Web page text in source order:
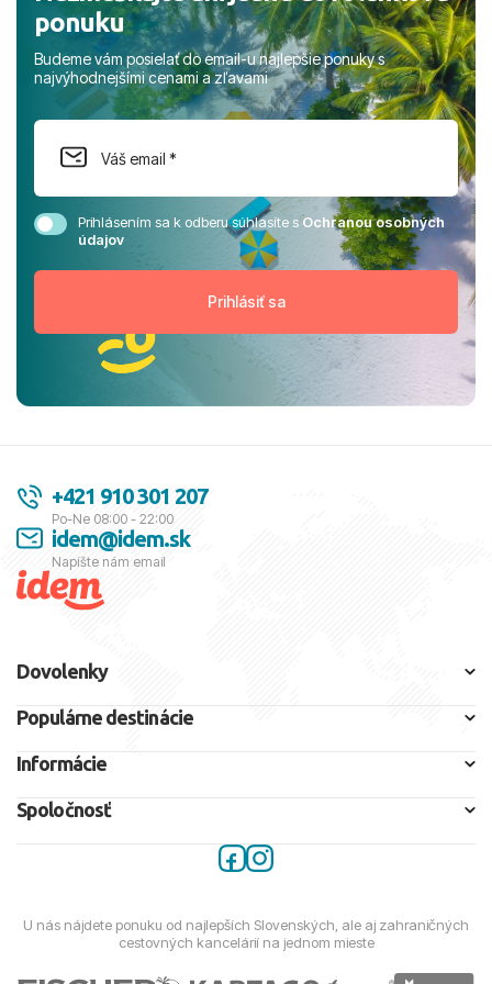
ponuku
Budeme vám posielať do email-u najlepšie ponuky s
najvýhodnejšími cenami a zľavami
Prihlásením sa k odberu súhlasíte sOchranou osobných
údajov
+421 910 301 207
Po-Ne 08:00 - 22:00
idem@idem.sk
Napíšte nám email
Dovolenky
Populárne destinácie
Informácie
Spoločnosť
U nás nájdete ponuku od najlepších Slovenských, ale aj zahraničných
cestovných kancelárií na jednom mieste